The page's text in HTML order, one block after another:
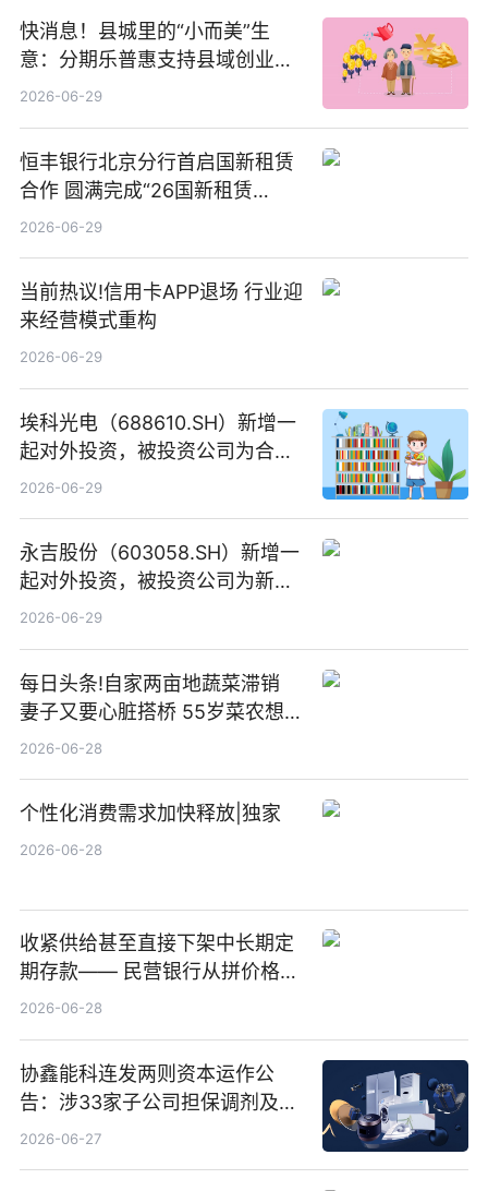
快消息！县城里的“小而美”生
意：分期乐普惠支持县域创业者
扎根生长
2026-06-29
恒丰银行北京分行首启国新租赁
合作 圆满完成“26国新租赁
SCP003”发行_焦点精选
2026-06-29
当前热议!信用卡APP退场 行业迎
来经营模式重构
2026-06-29
埃科光电（688610.SH）新增一
起对外投资，被投资公司为合肥
元随信息技术有限公司
2026-06-29
永吉股份（603058.SH）新增一
起对外投资，被投资公司为新绘
纪（重庆）科技有限公司
2026-06-29
每日头条!自家两亩地蔬菜滞销
妻子又要心脏搭桥 55岁菜农想
多卖点菜筹治病钱
2026-06-28
个性化消费需求加快释放|独家
2026-06-28
收紧供给甚至直接下架中长期定
期存款—— 民营银行从拼价格转
向拼服务
2026-06-28
协鑫能科连发两则资本运作公
告：涉33家子公司担保调剂及10
亿元产业基金设立
2026-06-27